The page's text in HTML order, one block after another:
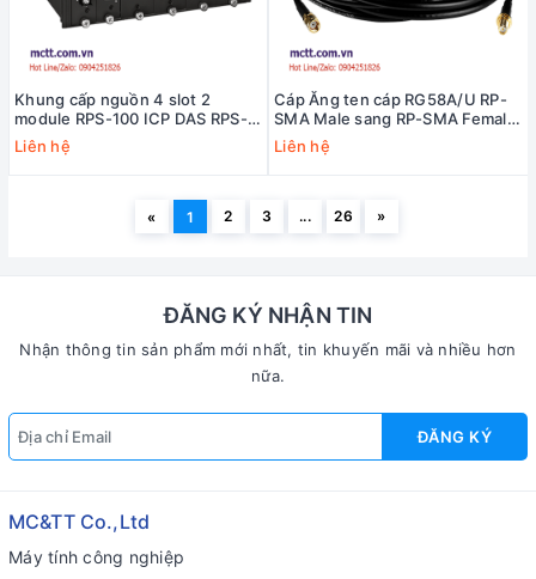
Khung cấp nguồn 4 slot 2
module RPS-100 ICP DAS RPS-
4M/W2 CR
Liên hệ
Cáp Ăng ten cáp RG58A/U RP-
SMA Male sang RP-SMA Female
dài 8M RP-SMA Male ICP DAS
3S008-1 CR
Liên hệ
« 1 2 3 ... 26 »
ĐĂNG KÝ NHẬN TIN
Nhận thông tin sản phẩm mới nhất, tin khuyến mãi và nhiều hơn
nữa.
ĐĂNG KÝ
MC&TT Co.,Ltd
Máy tính công nghiệp